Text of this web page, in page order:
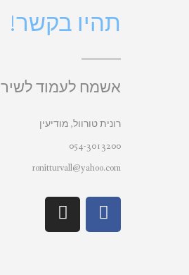
תהיו בקשר!
אשמח לעמוד
רונית טורוול, מודיעין
054-3013200
ronitturvall@yahoo.com